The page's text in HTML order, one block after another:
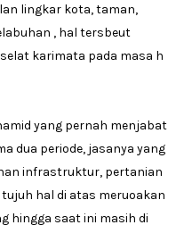
lingkar kota, taman,
, hal tersbeut
karimata pada masa h
yang pernah menjabat
dua periode, jasanya yang
infrastruktur, pertanian
hal di atas meruoakan
hingga saat ini masih di